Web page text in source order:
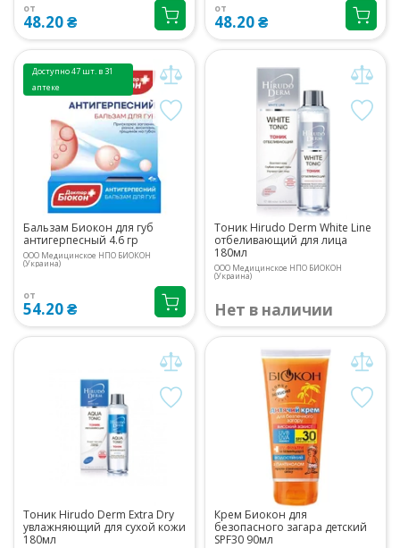
от
48.20 ₴
от
48.20 ₴
Доступно 47 шт. в 31
аптеке
Бальзам Биокон для губ
антигерпесный 4.6 гр
ООО Медицинское НПО БИОКОН
(Украина)
от
54.20 ₴
Тоник Hirudo Derm White Line
отбеливающий для лица
180мл
ООО Медицинское НПО БИОКОН
(Украина)
Нет в наличии
Тоник Hirudo Derm Extra Dry
увлажняющий для сухой кожи
180мл
Крем Биокон для
безопасного загара детский
SPF30 90мл